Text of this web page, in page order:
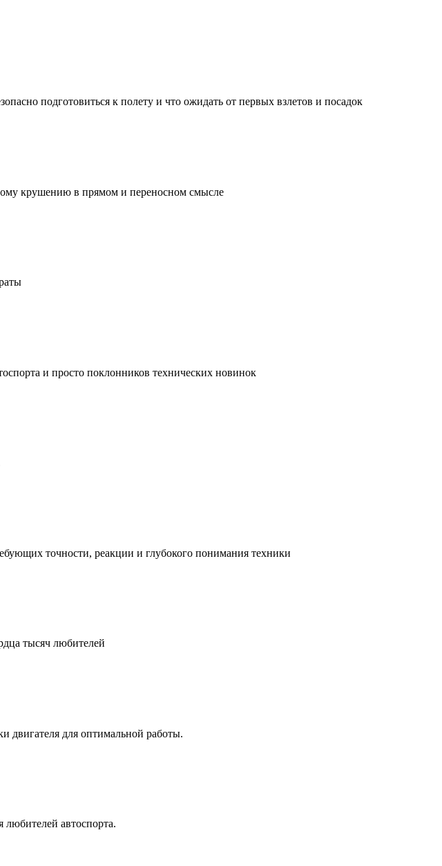
подготовиться к полету и что ожидать от первых взлетов и посадок
крушению в прямом и переносном смысле
и просто поклонников технических новинок
точности, реакции и глубокого понимания техники
тысяч любителей
двигателя для оптимальной работы.
автоспорта.